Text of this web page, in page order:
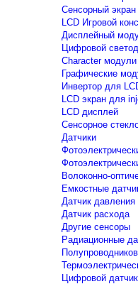
Сенсорный экран
LCD Игровой
Дисплейный
Цифровой
Сharacter модули
Графические
Инвертор для
LCD экран для
LCD дисплей
Сенсорное
Датчики
Волоконно-
Емкостные
Датчик давления
Датчик расхода
Другие сенсоры
Радиационные
Цифровой